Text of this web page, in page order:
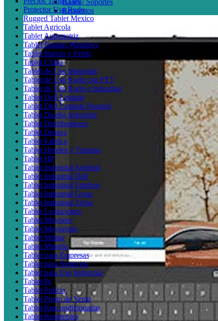
Bases / Soportes
Repuestos
Protector Uso Rudo
Rugged Tablet Mexico
Tablet Agricola
Tablet Automotriz
Tablet Baratas Windows
Tablet Barcos y Ferris
Tablet China
Tablet de Uso Industrial
Tablet de Uso Rudo con PTT
Tablet de Uso Rudo e Industrial
Tablet Dell Latitude
Tablet Dell Latitude Rugged
Tablet Diseño Industrial
Tablet Distribuidores
Tablet Drones
Tablet Fabrica
Tablet Hoteles y Turismo
Tablet HP
Tablet Industrial Android
Tablet Industrial Dell
Tablet Industrial Emdoor
Tablet Industrial Getac
Tablet Industrial Zebra
Tablet Licitaciones
Tablet Mayoreo
Tablet Mayoristas
Tablet Militar
Tablet Mineria
Tablet para Empresas
Tablet para Negocios
Tablet para Uso Industrial
Tablet Pc
Tablet Policia
Tablet Punto de Venta
Tablet Reacondicionadas
Tablet Resistentes